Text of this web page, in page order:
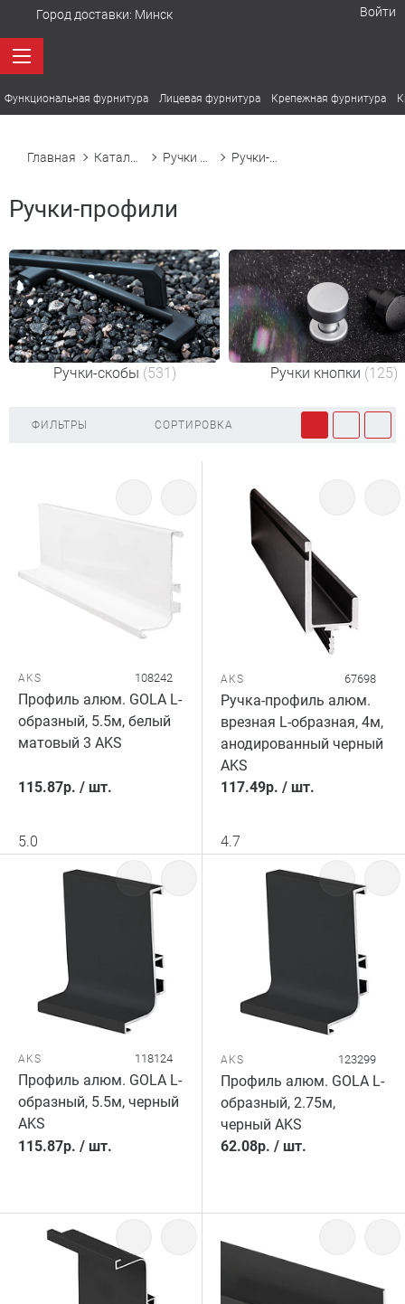
Город доставки: Минск Войти
Функциональная фурнитура Лицевая фурнитура Крепежная фурнитура
Главная
Ручки-профили
Ручки-скобы (531) Ручки кнопки (125)
ФИЛЬТРЫ СОРТИРОВКА
AKS 108242
Профиль алюм. GOLA L-
образный, 5.5м, белый
матовый 3 AKS
115.87р. / шт.
5.0
AKS 67698
Ручка-профиль алюм.
врезная L-образная, 4м,
анодированный черный
AKS
117.49р. / шт.
4.7
AKS 118124
Профиль алюм. GOLA L-
образный, 5.5м, черный
AKS
115.87р. / шт.
AKS 123299
Профиль алюм. GOLA L-
образный, 2.75м,
черный AKS
62.08р. / шт.